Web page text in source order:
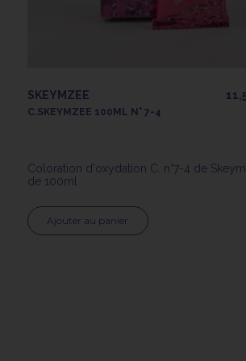
SKEYMZEE
C.SKEYMZEE 100ML N° 7-4
Coloration d'oxydation C. n°7-4 de
de 100ml
Ajouter au panier